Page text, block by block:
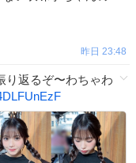
昨日 23:48
り返るぞ〜わちゃわ